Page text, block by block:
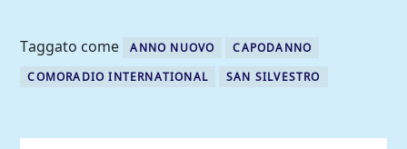
Taggato come ANNO NUOVO
CAPODANNO
COMORADIO INTERNATIONAL
SAN SILVESTRO